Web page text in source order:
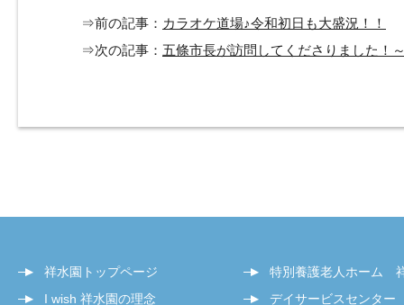
⇒前の記事： カラオケ道場♪令和初日も大盛況！！
⇒次の記事： 五條市長が訪問してくださりました！
祥水園トップページ
I wish 祥水園の理念
特別養護老人ホーム
デイサービスセンタ